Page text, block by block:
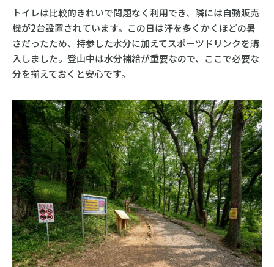
トイレは比較的きれいで問題なく利用でき、隣には自動販売
機が2台設置されています。この日は汗を多くかくほどの暑
さだったため、持参した水分に加えてスポーツドリンクを購
入しました。登山中は水分補給が重要なので、ここで必要な
分を揃えておくと安心です。